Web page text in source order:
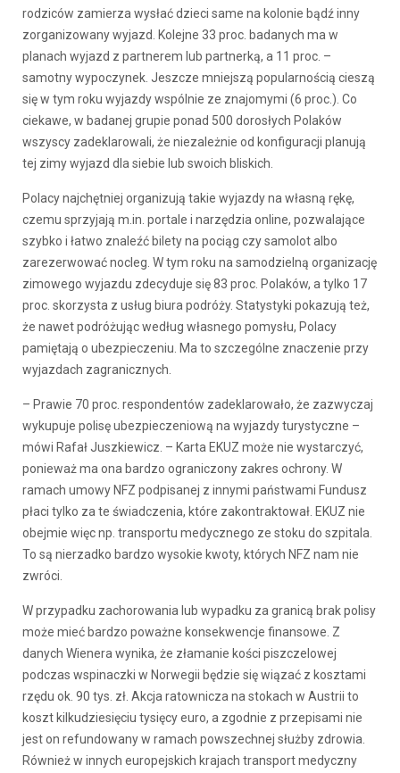
rodziców zamierza wysłać dzieci same na kolonie bądź inny
zorganizowany wyjazd. Kolejne 33 proc. badanych ma w
planach wyjazd z partnerem lub partnerką, a 11 proc. –
samotny wypoczynek. Jeszcze mniejszą popularnością cieszą
się w tym roku wyjazdy wspólnie ze znajomymi (6 proc.). Co
ciekawe, w badanej grupie ponad 500 dorosłych Polaków
wszyscy zadeklarowali, że niezależnie od konfiguracji planują
tej zimy wyjazd dla siebie lub swoich bliskich.
Polacy najchętniej organizują takie wyjazdy na własną rękę,
czemu sprzyjają m.in. portale i narzędzia online, pozwalające
szybko i łatwo znaleźć bilety na pociąg czy samolot albo
zarezerwować nocleg. W tym roku na samodzielną organizację
zimowego wyjazdu zdecyduje się 83 proc. Polaków, a tylko 17
proc. skorzysta z usług biura podróży. Statystyki pokazują też,
że nawet podróżując według własnego pomysłu, Polacy
pamiętają o ubezpieczeniu. Ma to szczególne znaczenie przy
wyjazdach zagranicznych.
– Prawie 70 proc. respondentów zadeklarowało, że zazwyczaj
wykupuje polisę ubezpieczeniową na wyjazdy turystyczne –
mówi Rafał Juszkiewicz. – Karta EKUZ może nie wystarczyć,
ponieważ ma ona bardzo ograniczony zakres ochrony. W
ramach umowy NFZ podpisanej z innymi państwami Fundusz
płaci tylko za te świadczenia, które zakontraktował. EKUZ nie
obejmie więc np. transportu medycznego ze stoku do szpitala.
To są nierzadko bardzo wysokie kwoty, których NFZ nam nie
zwróci.
W przypadku zachorowania lub wypadku za granicą brak polisy
może mieć bardzo poważne konsekwencje finansowe. Z
danych Wienera wynika, że złamanie kości piszczelowej
podczas wspinaczki w Norwegii będzie się wiązać z kosztami
rzędu ok. 90 tys. zł. Akcja ratownicza na stokach w Austrii to
koszt kilkudziesięciu tysięcy euro, a zgodnie z przepisami nie
jest on refundowany w ramach powszechnej służby zdrowia.
Również w innych europejskich krajach transport medyczny